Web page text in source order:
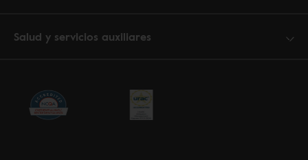
Salud y servicios auxiliares